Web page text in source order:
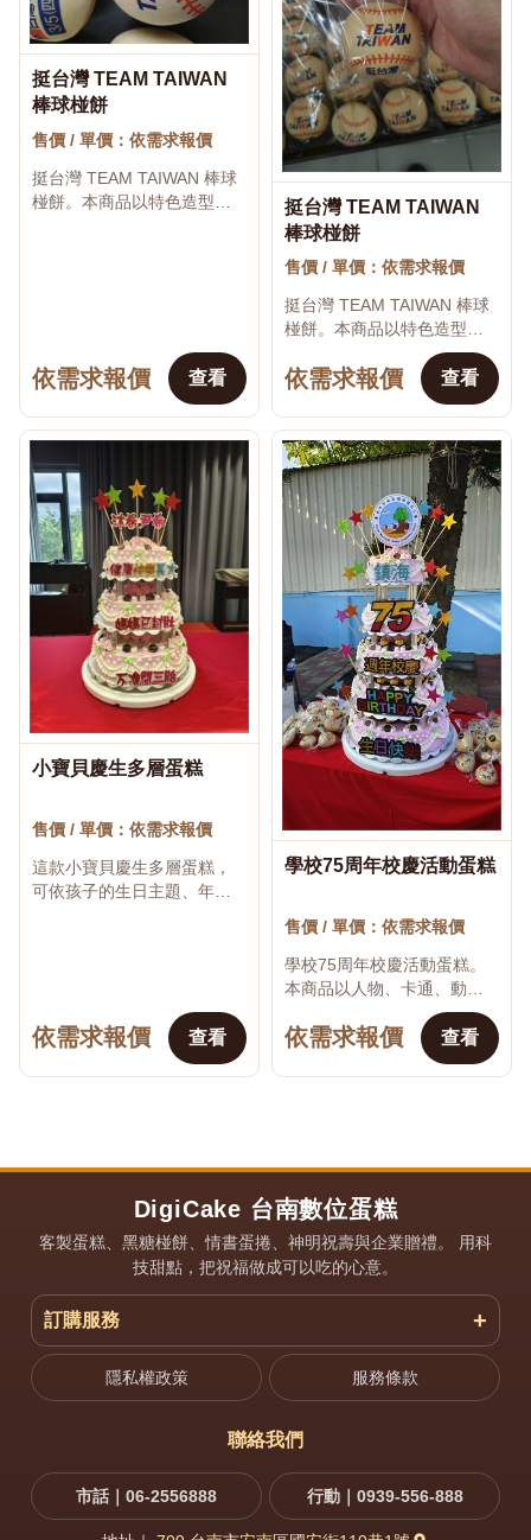
♡
挺台灣 TEAM TAIWAN
棒球椪餅
售價 / 單價：依需求報價
挺台灣 TEAM TAIWAN 棒球
椪餅。本商品以特色造型、
依需求報價 查看
♡
挺台灣 TEAM TAIWAN
棒球椪餅
售價 / 單價：依需求報價
挺台灣 TEAM TAIWAN 棒球
椪餅。本商品以特色造型、
主題圖案與祝福文字製作，
適合生日、節慶活動、婚
禮、企業贈品、校園活動、
開幕送禮及...
依需求報價 查看
♡
小寶貝慶生多層蛋糕
售價 / 單價：依需求報價
這款小寶貝慶生多層蛋糕，
可依孩子的生日主題、年
依需求報價 查看
♡
學校75周年校慶活動蛋糕
售價 / 單價：依需求報價
學校75周年校慶活動蛋糕。
本商品以人物、卡通、動
物、食物、物品、職業或興
趣主題打造平面或立體造
型，可依商品規格加入姓
名、年齡數字、日期與生日...
依需求報價 查看
DigiCake 台南數位蛋糕
客製蛋糕、黑糖椪餅、情書蛋捲、神明祝壽與企業贈禮。 用科
技甜點，把祝福做成可以吃的心意。
訂購服務
隱私權政策 服務條款
聯絡我們
市話｜06-2556888 行動｜0939-556-888